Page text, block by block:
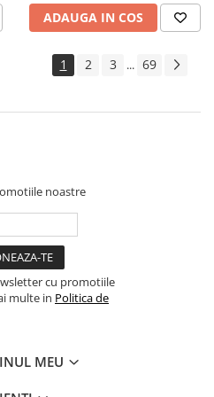
ADAUGA IN COS
1 2 3 ... 69
noastre
cu promotiile
multe in Politica de
MEU